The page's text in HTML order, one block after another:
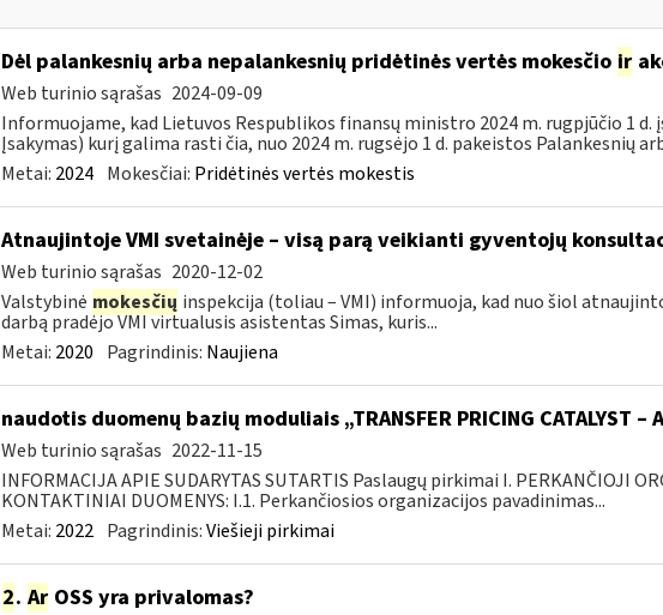
Dėl palankesnių arba nepalankesnių pridėtinės vertės mokesčio ir
Web turinio sąrašas 2024-09-09
Informuojame, kad Lietuvos Respublikos finansų ministro 2024 m. rugpjūčio 1 d.
Įsakymas) kurį galima rasti čia, nuo 2024 m. rugsėjo 1 d. pakeistos Palankesnių
Metai: 2024 Mokesčiai: Pridėtinės vertės mokestis
Atnaujintoje VMI svetainėje – visą parą veikianti gyventojų
Web turinio sąrašas 2020-12-02
Valstybinė mokesčių inspekcija (toliau – VMI) informuoja, kad nuo šiol
darbą pradėjo VMI virtualusis asistentas Simas, kuris...
Metai: 2020 Pagrindinis: Naujiena
naudotis duomenų bazių moduliais „TRANSFER PRICING CATALYST –
Web turinio sąrašas 2022-11-15
INFORMACIJA APIE SUDARYTAS SUTARTIS Paslaugų pirkimai I. PERKANČIOJI
KONTAKTINIAI DUOMENYS: I.1. Perkančiosios organizacijos pavadinimas...
Metai: 2022 Pagrindinis:Viešieji pirkimai
2. ArOSS yra privalomas?